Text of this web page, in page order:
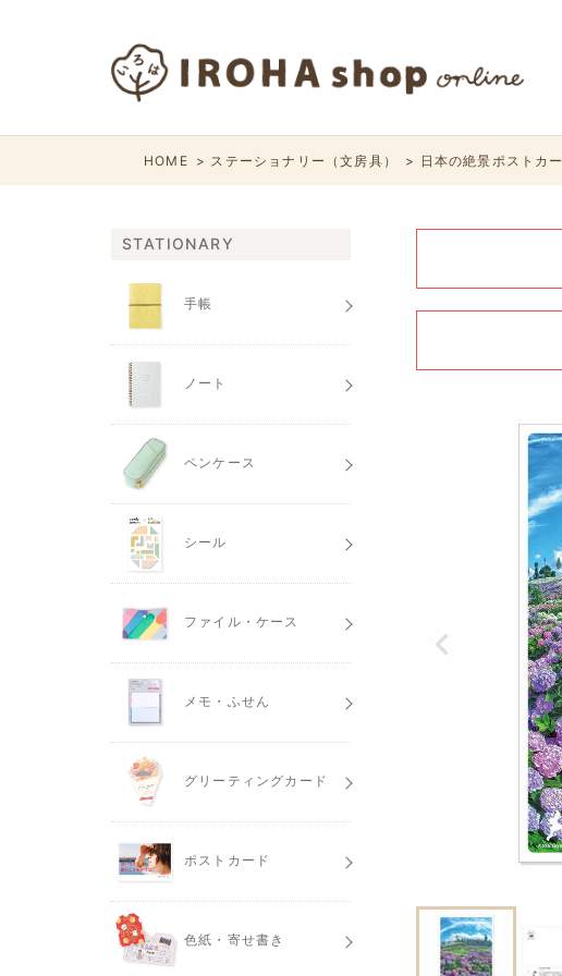
HOME ステーショナリー（文房具） 日本の絶景ポストカ
STATIONARY
手帳
ノート
ペンケース
シール
ファイル・ケース
メモ・ふせん
グリーティングカード
ポストカード
色紙・寄せ書き